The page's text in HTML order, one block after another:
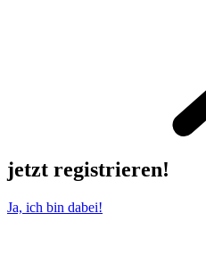
jetzt registrieren!
Ja, ich bin dabei!